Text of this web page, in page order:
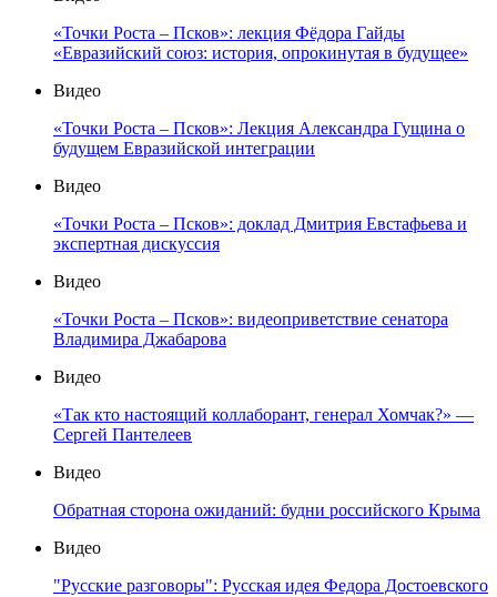
«Точки Роста – Псков»: лекция Фёдора Гайды
«Евразийский союз: история, опрокинутая в будущее»
Видео
«Точки Роста – Псков»: Лекция Александра Гущина о
будущем Евразийской интеграции
Видео
«Точки Роста – Псков»: доклад Дмитрия Евстафьева и
экспертная дискуссия
Видео
«Точки Роста – Псков»: видеоприветствие сенатора
Владимира Джабарова
Видео
«Так кто настоящий коллаборант, генерал Хомчак?» —
Сергей Пантелеев
Видео
Обратная сторона ожиданий: будни российского Крыма
Видео
"Русские разговоры": Русская идея Федора Достоевского